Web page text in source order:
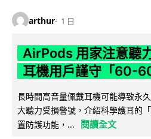
arthur 1 日
AirPods 用家注意聽
耳機用戶謹守「60-
長時間高音量佩戴耳機可能導致永
大聽力受損警號，介紹科學護耳的
置防護功能，...
閱讀全文